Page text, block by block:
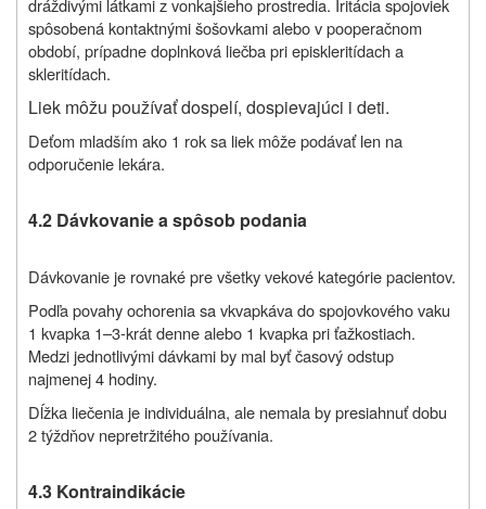
dráždivými látkami z vonkajšieho prostredia. Iritácia spojoviek
spôsobená kontaktnými šošovkami alebo v pooperačnom
období, prípadne doplnková liečba pri episkleritídach a
skleritídach.
Liek môžu používať dospelí, dospievajúci i deti.
Deťom mladším ako 1 rok sa liek môže podávať len na
odporučenie lekára.
4.2 Dávkovanie a spôsob podania
Dávkovanie je rovnaké pre všetky vekové kategórie pacientov.
Podľa povahy ochorenia sa vkvapkáva do spojovkového vaku
1 kvapka 1–3-krát denne alebo 1 kvapka pri ťažkostiach.
Medzi jednotlivými dávkami by mal byť časový odstup
najmenej 4 hodiny.
Dĺžka liečenia je individuálna, ale nemala by presiahnuť dobu
2 týždňov nepretržitého používania.
4.3 Kontraindikácie